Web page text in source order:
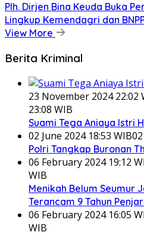
Plh. Dirjen Bina Keuda Buka
Lingkup Kemendagri dan
View More
Berita Kriminal
23 November 2024 22:02
23:08 WIB
Suami Tega Aniaya Istri
02 June 2024 18:53 WIB
Polri Tangkap Buronan
06 February 2024 19:12
WIB
Menikah Belum Seumur
Terancam 9 Tahun
06 February 2024 16:05
WIB